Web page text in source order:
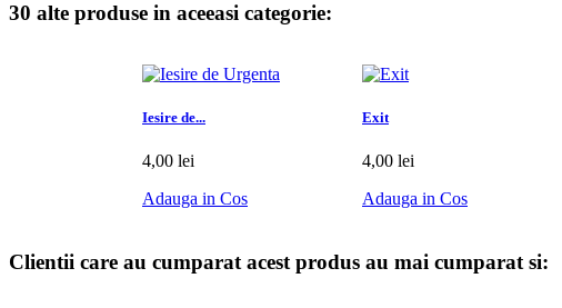
30 alte produse in aceeasi categorie:
Iesire de...
4,00 lei
Adauga in Cos
Exit
4,00 lei
Adauga in Cos
Clientii care au cumparat acest produs au mai cumparat si: